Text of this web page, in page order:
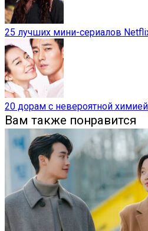
25 лучших мини-сериалов
20 дорам с невероятной
Вам также понравится